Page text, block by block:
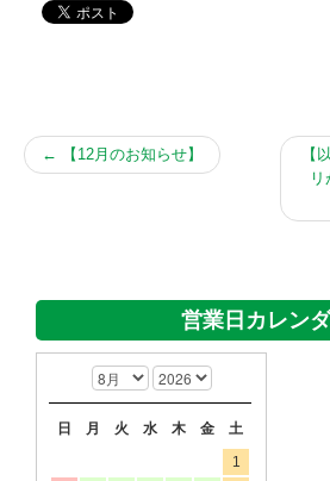
← 【12月のお知らせ】
【
営業日カレン
日 月 火 水 木 金 土
1